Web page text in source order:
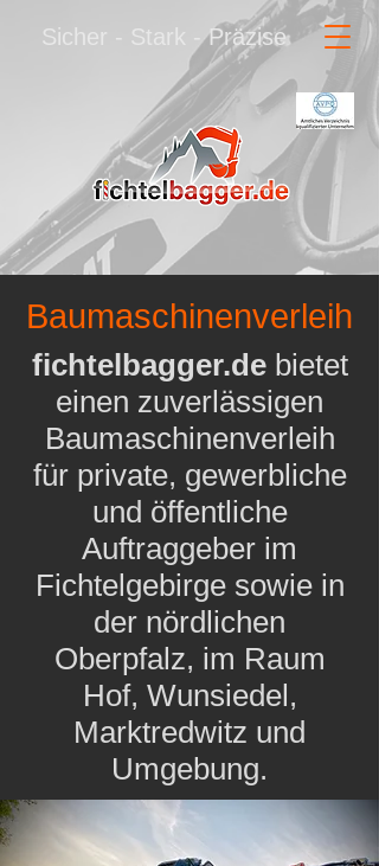
Sicher - Stark - Präzise
Baumaschinenverleih
fichtelbagger.debietet
einen zuverlässigen
Baumaschinenverleih
für private, gewerbliche
und öffentliche
Auftraggeber im
Fichtelgebirge sowie in
der nördlichen
Oberpfalz, im Raum
Hof, Wunsiedel,
Marktredwitz und
Umgebung.